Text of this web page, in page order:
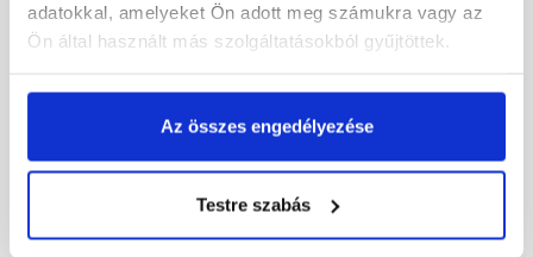
adatokkal, amelyeket Ön adott meg számukra vagy az
Ön által használt más szolgáltatásokból gyűjtöttek.
Az összes engedélyezése
Testre szabás
Rendelésre Rendelésre